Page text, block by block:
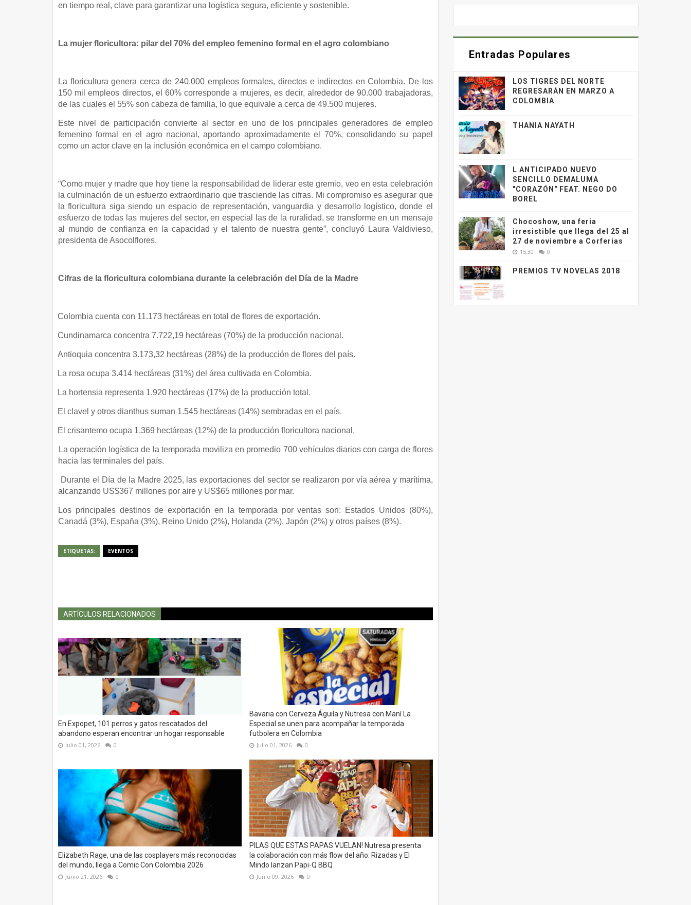
en tiempo real, clave para garantizar una logística segura, eficiente y sostenible.
La mujer floricultora: pilar del 70% del empleo femenino formal en el agro colombiano
La floricultura genera cerca de 240.000 empleos formales, directos e indirectos en Colombia. De los
150 mil empleos directos, el 60% corresponde a mujeres, es decir, alrededor de 90.000 trabajadoras,
de las cuales el 55% son cabeza de familia, lo que equivale a cerca de 49.500 mujeres.
Este nivel de participación convierte al sector en uno de los principales generadores de empleo
femenino formal en el agro nacional, aportando aproximadamente el 70%, consolidando su papel
como un actor clave en la inclusión económica en el campo colombiano.
“Como mujer y madre que hoy tiene la responsabilidad de liderar este gremio, veo en esta celebración
la culminación de un esfuerzo extraordinario que trasciende las cifras. Mi compromiso es asegurar que
la floricultura siga siendo un espacio de representación, vanguardia y desarrollo logístico, donde el
esfuerzo de todas las mujeres del sector, en especial las de la ruralidad, se transforme en un mensaje
al mundo de confianza en la capacidad y el talento de nuestra gente”, concluyó Laura Valdivieso,
presidenta de Asocolflores.
Cifras de la floricultura colombiana durante la celebración del Día de la Madre
Colombia cuenta con 11.173 hectáreas en total de flores de exportación.
Cundinamarca concentra 7.722,19 hectáreas (70%) de la producción nacional.
Antioquia concentra 3.173,32 hectáreas (28%) de la producción de flores del país.
La rosa ocupa 3.414 hectáreas (31%) del área cultivada en Colombia.
La hortensia representa 1.920 hectáreas (17%) de la producción total.
El clavel y otros dianthus suman 1.545 hectáreas (14%) sembradas en el país.
El crisantemo ocupa 1.369 hectáreas (12%) de la producción floricultora nacional.
La operación logística de la temporada moviliza en promedio 700 vehículos diarios con carga de flores
hacia las terminales del país.
Durante el Día de la Madre 2025, las exportaciones del sector se realizaron por vía aérea y marítima,
alcanzando US$367 millones por aire y US$65 millones por mar.
Los principales destinos de exportación en la temporada por ventas son: Estados Unidos (80%),
Canadá (3%), España (3%), Reino Unido (2%), Holanda (2%), Japón (2%) y otros países (8%).
ETIQUETAS: EVENTOS
ARTÍCULOS RELACIONADOS
En Expopet, 101 perros y gatos rescatados del
abandono esperan encontrar un hogar responsable
Julio 01, 2026 0
Bavaria con Cerveza Águila y Nutresa con Maní La
Especial se unen para acompañar la temporada
futbolera en Colombia
Julio 01, 2026 0
Elizabeth Rage, una de las cosplayers más reconocidas
del mundo, llega a Comic Con Colombia 2026
Junio 21, 2026 0
PILAS QUE ESTAS PAPAS VUELAN! Nutresa presenta
la colaboración con más flow del año: Rizadas y El
Mindo lanzan Papi-Q BBQ
Junio 09, 2026 0
Entradas Populares
LOS TIGRES DEL NORTE
REGRESARÁN EN MARZO A
COLOMBIA
THANIA NAYATH
L ANTICIPADO NUEVO
SENCILLO DEMALUMA
"CORAZÓN" FEAT. NEGO DO
BOREL
Chocoshow, una feria
irresistible que llega del 25 al
27 de noviembre a Corferias
15:30 0
PREMIOS TV NOVELAS 2018